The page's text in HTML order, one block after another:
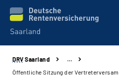
Aktuelles
DRV Saarland
…
Öffentliche Sitzung der